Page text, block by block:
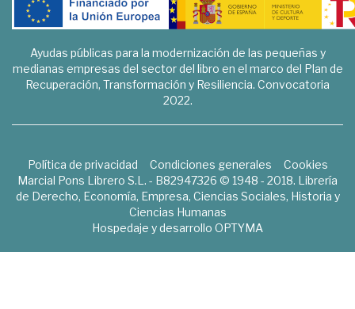
Ayudas públicas para la modernización de las pequeñas y
medianas empresas del sector del libro en el marco del Plan de
Recuperación, Transformación y Resiliencia. Convocatoria
2022.
Política de privacidad Condiciones generales
Cookies
Marcial Pons Librero S.L. - B82947326 © 1948 - 2018. Librería
de Derecho, Economía, Empresa, Ciencias Sociales, Historia y
Ciencias Humanas
Hospedaje y desarrollo OPTYMA